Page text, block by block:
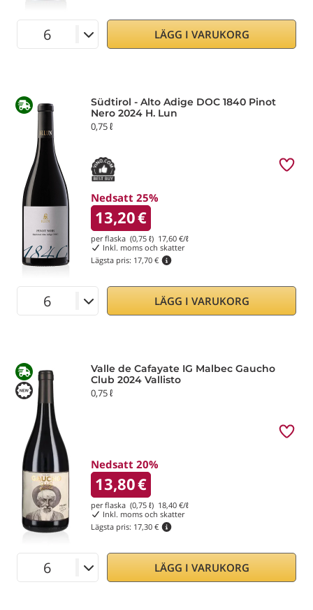
LÄGG I VARUKORG
Südtirol - Alto Adige DOC 1840 Pinot
Nero 2024 H. Lun
0,75 ℓ
Nedsatt 25%
13,20€
per flaska (0,75 ℓ) 17,60 €/ℓ
Inkl. moms och skatter
Lägsta pris: 17,70 €
LÄGG I VARUKORG
Valle de Cafayate IG Malbec Gaucho
Club 2024 Vallisto
0,75 ℓ
Nedsatt 20%
13,80€
per flaska (0,75 ℓ) 18,40 €/ℓ
Inkl. moms och skatter
Lägsta pris: 17,30 €
LÄGG I VARUKORG